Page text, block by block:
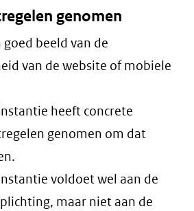
genomen
goed beeld van de
van de website of mobiele
heeft concrete
genomen om dat
voldoet wel aan de
maar niet aan de